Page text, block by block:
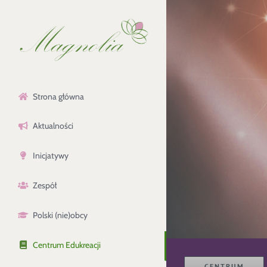
Strona główna
Aktualności
Inicjatywy
Zespół
Polski (nie)obcy
Centrum Edukreacji